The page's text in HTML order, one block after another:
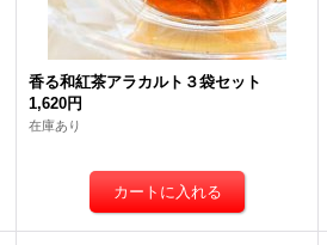
香る和紅茶アラカルト３袋セット
1,620円
在庫あり